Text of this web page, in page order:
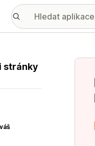
stránky